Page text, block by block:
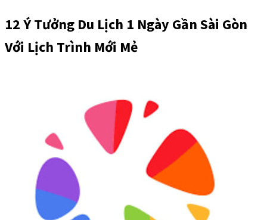
12 Ý Tưởng Du Lịch 1 Ngày Gần Sài Gòn
Với Lịch Trình Mới Mẻ